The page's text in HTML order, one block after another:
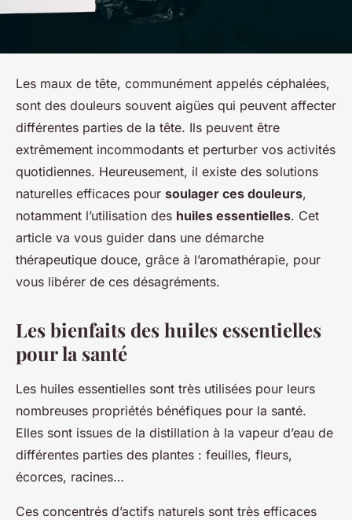
Les maux de tête, communément appelés céphalées,
sont des douleurs souvent aigües qui peuvent affecter
différentes parties de la tête. Ils peuvent être
extrêmement incommodants et perturber vos activités
quotidiennes. Heureusement, il existe des solutions
naturelles efficaces pour soulager ces douleurs,
notamment l’utilisation des huiles essentielles. Cet
article va vous guider dans une démarche
thérapeutique douce, grâce à l’aromathérapie, pour
vous libérer de ces désagréments.
Les bienfaits des huiles essentielles
pour la santé
Les huiles essentielles sont très utilisées pour leurs
nombreuses propriétés bénéfiques pour la santé.
Elles sont issues de la distillation à la vapeur d’eau de
différentes parties des plantes : feuilles, fleurs,
écorces, racines…
Ces concentrés d’actifs naturels sont très efficaces